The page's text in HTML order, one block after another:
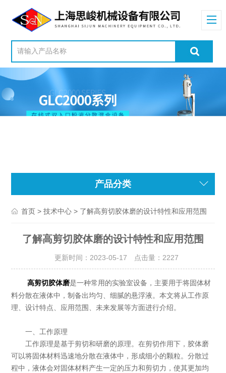
产品分类
首页 >技术中心 > 了解高剪切胶体磨的设计特性和应用范围
了解高剪切胶体磨的设计特性和应用范围
更新时间：2023-05-17 点击量： 2227
高剪切胶体磨是一种常用的实验室设备，主要用于将固体材
料分散在液体中，制备出均匀、细腻的悬浮液。本文将从工作原
理、设计特点、应用范围、未来发展等方面进行介绍。
一、工作原理
工作原理是基于剪切和研磨的原理。在剪切作用下，胶体磨
可以将固体材料迅速地分散在液体中，形成细小的颗粒。分散过
程中，液体会对固体材料产生一定的压力和剪切力，使其更加均